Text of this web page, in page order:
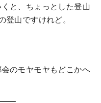
と、ちょっとした登山
山ですけれど。
のモヤモヤもどこかへ